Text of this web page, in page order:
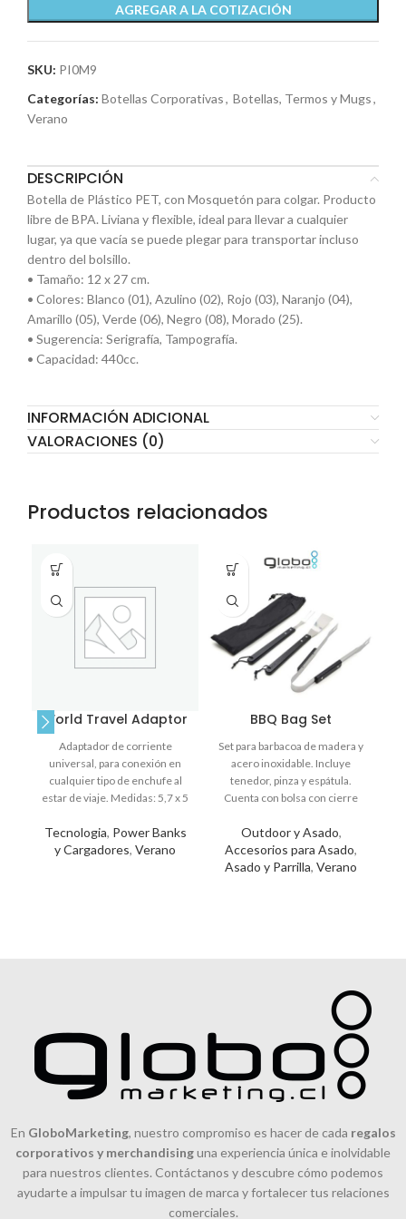
AGREGAR A LA COTIZACIÓN
SKU: PI0M9
Categorías: Botellas Corporativas, Botellas, Termos y Mugs,
Verano
DESCRIPCIÓN
Botella de Plástico PET, con Mosquetón para colgar. Producto
libre de BPA. Liviana y flexible, ideal para llevar a cualquier
lugar, ya que vacía se puede plegar para transportar incluso
dentro del bolsillo.
• Tamaño: 12 x 27 cm.
• Colores: Blanco (01), Azulino (02), Rojo (03), Naranjo (04),
Amarillo (05), Verde (06), Negro (08), Morado (25).
• Sugerencia: Serigrafía, Tampografía.
• Capacidad: 440cc.
INFORMACIÓN ADICIONAL
VALORACIONES (0)
Productos relacionados
World Travel Adaptor
Tecnologia, Power Banks
y Cargadores, Verano
Adaptador de corriente
universal, para conexión en
cualquier tipo de enchufe al
estar de viaje. Medidas: 5,7 x 5
BBQ Bag Set
Outdoor y Asado,
Accesorios para Asado,
Asado y Parrilla, Verano
Set para barbacoa de madera y
acero inoxidable. Incluye
tenedor, pinza y espátula.
Cuenta con bolsa con cierre
En GloboMarketing, nuestro compromiso es hacer de cada regalos
corporativos y merchandisinguna experiencia única e inolvidable
para nuestros clientes. Contáctanos y descubre cómo podemos
ayudarte a impulsar tu imagen de marca y fortalecer tus relaciones
comerciales.